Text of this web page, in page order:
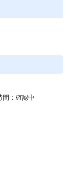
間：確認中